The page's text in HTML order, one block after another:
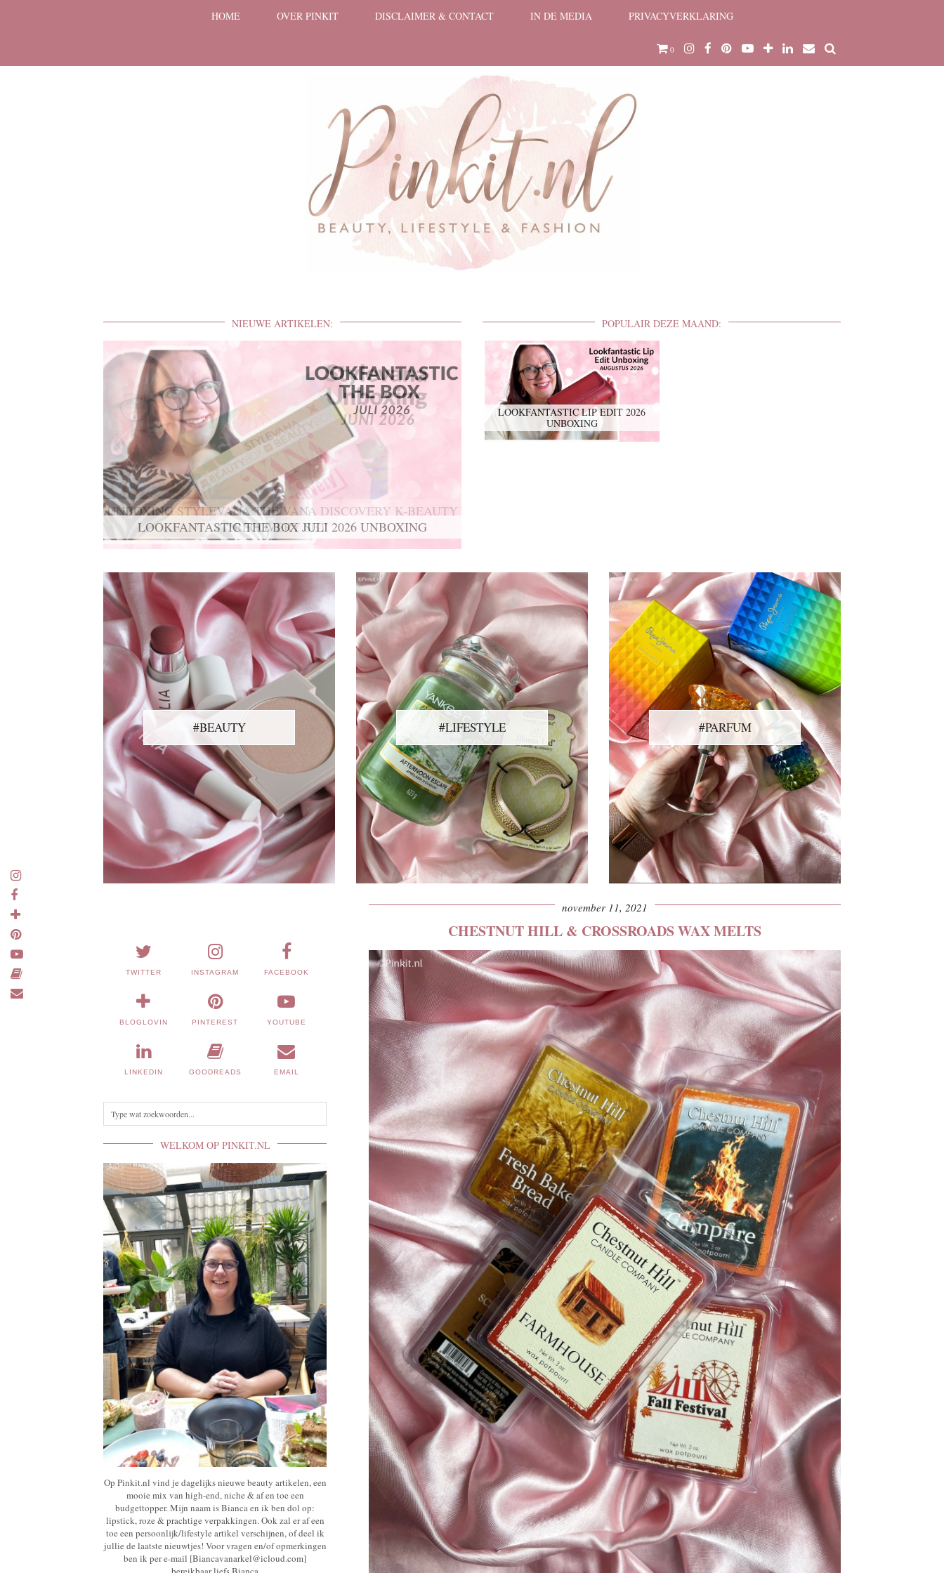
HOME OVER PINKIT DISCLAIMER & CONTACT IN DE MEDIA PRIVACYVERKLARING
0
POPULAIR DEZE MAAND:
LOOKFANTASTIC LIP EDIT 2026
UNBOXING
NIEUWE ARTIKELEN:
UNBOXING STYLEVANA THE VANA DISCOVERY K-BEAUTY
RECOVERY SET
#BEAUTY #LIFESTYLE #PARFUM
november 11, 2021
CHESTNUT HILL & CROSSROADS WAX MELTS
TWITTER INSTAGRAM FACEBOOK
BLOGLOVIN PINTEREST YOUTUBE
LINKEDIN GOODREADS EMAIL
WELKOM OP PINKIT.NL
Op Pinkit.nl vind je dagelijks nieuwe beauty artikelen, een
mooie mix van high-end, niche & af en toe een
budgettopper. Mijn naam is Bianca en ik ben dol op:
lipstick, roze & prachtige verpakkingen. Ook zal er af een
toe een persoonlijk/lifestyle artikel verschijnen, of deel ik
jullie de laatste nieuwtjes! Voor vragen en/of opmerkingen
ben ik per e-mail [Biancavanarkel@icloud.com]